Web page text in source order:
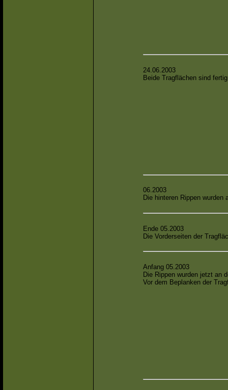
24.06.2003
Beide Tragflächen sind
06.2003
Die hinteren Rippen
Ende 05.2003
Die Vorderseiten der
Anfang 05.2003
Die Rippen wurden jetzt an
Vor dem Beplanken der